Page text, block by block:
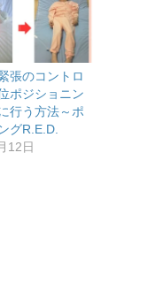
張のコントロ
ポジショニン
行う方法～ポ
グR.E.D.
12日